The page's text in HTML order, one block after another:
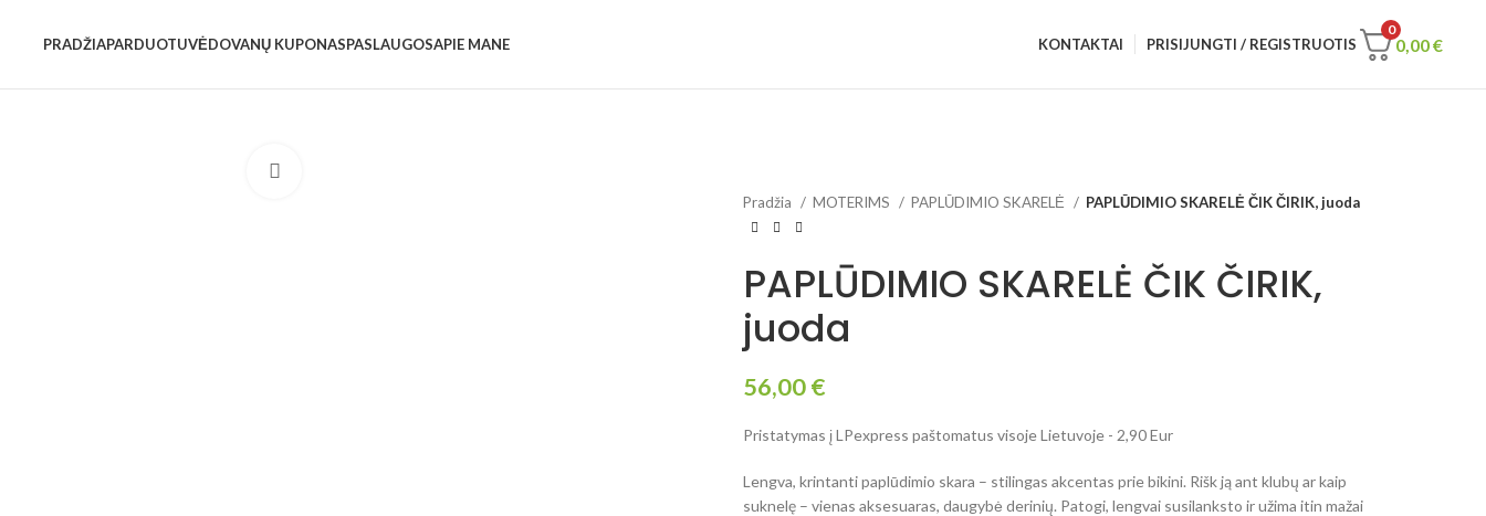
PRADŽIAPARDUOTUVĖDOVANŲ KUPONASPASLAUGOSAPIE MANE KONTAKTAI PRISIJUNGTI / REGISTRUOTIS
0
0,00€
Pradžia MOTERIMS PAPLŪDIMIO SKARELĖ PAPLŪDIMIO SKARELĖ ČIK ČIRIK, juoda
PAPLŪDIMIO SKARELĖ ČIK ČIRIK,
juoda
56,00€
Pristatymas į LPexpress paštomatus visoje Lietuvoje - 2,90 Eur
Lengva, krintanti paplūdimio skara – stilingas akcentas prie bikini. Rišk ją ant klubų ar kaip
suknelę – vienas aksesuaras, daugybė derinių. Patogi, lengvai susilanksto ir užima itin mažai